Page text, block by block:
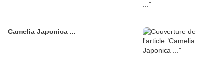
Camelia Japonica ...